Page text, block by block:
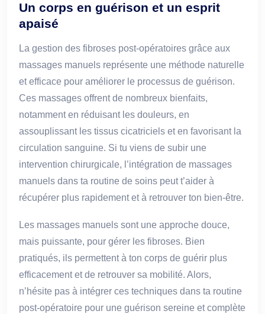
Un corps en guérison et un esprit
apaisé
La gestion des fibroses post-opératoires grâce aux
massages manuels représente une méthode naturelle
et efficace pour améliorer le processus de guérison.
Ces massages offrent de nombreux bienfaits,
notamment en réduisant les douleurs, en
assouplissant les tissus cicatriciels et en favorisant la
circulation sanguine. Si tu viens de subir une
intervention chirurgicale, l’intégration de massages
manuels dans ta routine de soins peut t’aider à
récupérer plus rapidement et à retrouver ton bien-être.
Les massages manuels sont une approche douce,
mais puissante, pour gérer les fibroses. Bien
pratiqués, ils permettent à ton corps de guérir plus
efficacement et de retrouver sa mobilité. Alors,
n’hésite pas à intégrer ces techniques dans ta routine
post-opératoire pour une guérison sereine et complète